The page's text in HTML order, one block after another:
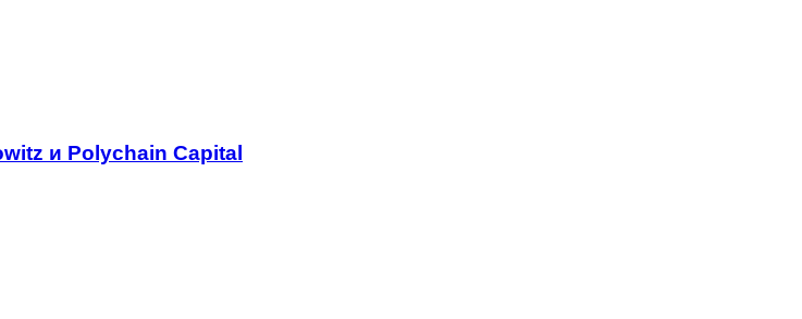
и Polychain Capital